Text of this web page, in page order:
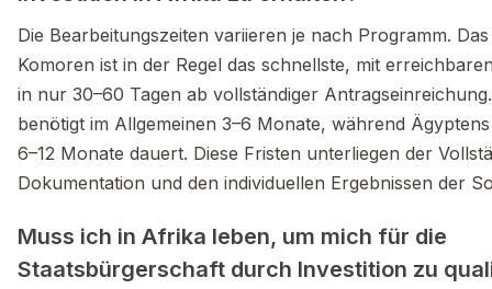
Die Bearbeitungszeiten variieren je nach Programm.
Komoren ist in der Regel das schnellste, mit
in nur 30–60 Tagen ab vollständiger
benötigt im Allgemeinen 3–6 Monate, während
6–12 Monate dauert. Diese Fristen unterliegen der
Dokumentation und den individuellen Ergebnissen der
Muss ich in Afrika leben, um mich für die
Staatsbürgerschaft durch Investition zu